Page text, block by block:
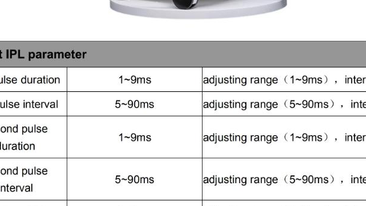
Оставьте сообщение
Мы скоро тебе перезвоним!